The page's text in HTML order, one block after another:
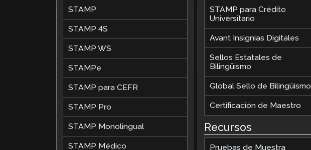
STAMP
STAMP 4S
STAMP WS
STAMPe
STAMP para CEFR
STAMP Pro
STAMP Monolingual
STAMP Médico
STAMP para Crédito
Universitario
Avant Insignias Digitales
Sellos Estatales de
Bilingüismo
Global Sello de Bilingüismo
Certificación de Maestro
Recursos
Pruebas de Muestra